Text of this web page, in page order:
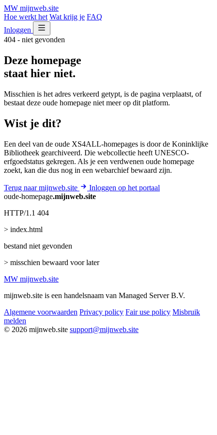
MW mijnweb.site
Hoe werkt het Wat krijg je FAQ
Inloggen
404 - niet gevonden
Deze homepage
staat hier niet.
Misschien is het adres verkeerd getypt, is de pagina verplaatst, of
bestaat deze oude homepage niet meer op dit platform.
Wist je dit?
Een deel van de oude XS4ALL-homepages is door de Koninklijke
Bibliotheek gearchiveerd. Die webcollectie heeft UNESCO-
erfgoedstatus gekregen. Als je een verdwenen oude homepage
zoekt, kan die dus nog in een webarchief bewaard zijn.
Terug naar mijnweb.site
Inloggen op het portaal
oude-homepage.mijnweb.site
HTTP/1.1 404
> index.html
bestand niet gevonden
> misschien bewaard voor later
MW mijnweb.site
mijnweb.site is een handelsnaam van Managed Server B.V.
Algemene voorwaarden Privacy policy Fair use policy Misbruik
melden
© 2026 mijnweb.site support@mijnweb.site